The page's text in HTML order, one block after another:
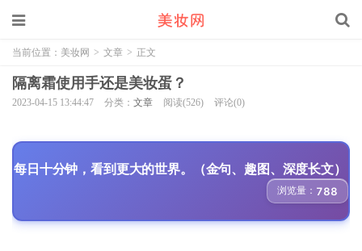
当前位置： 美妆网 > 文章 > 正文
隔离霜使用手还是美妆蛋？
2023-04-15 13:44:47 分类： 文章 阅读(526) 评论(0)
每日十分钟，看到更大的世界。（金句、趣图、深度长文）
浏览量： 788